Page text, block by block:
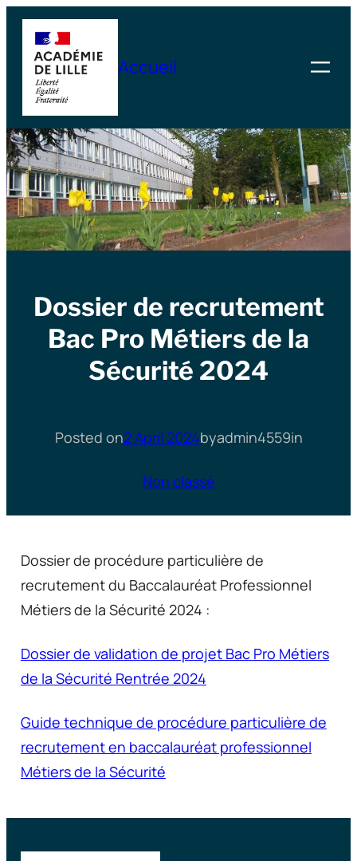
Skip
content
Accueil
Dossier de recrutement
Bac Pro Métiers de la
Sécurité 2024
Posted on2 April 2024byadmin4559in
Non classé
Dossier de procédure particulière de
recrutement du Baccalauréat Professionnel
Métiers de la Sécurité 2024 :
Dossier de validation de projet Bac Pro Métiers
de la Sécurité Rentrée 2024
Guide technique de procédure particulière de
recrutement en baccalauréat professionnel
Métiers de la Sécurité